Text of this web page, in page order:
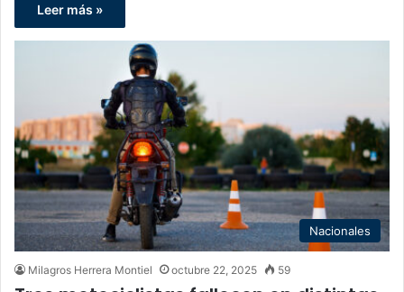
Leer más »
Nacionales
Milagros Herrera Montiel octubre 22, 2025 59